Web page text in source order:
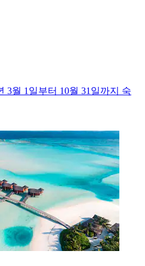
3월 1일부터 10월 31일까지 숙